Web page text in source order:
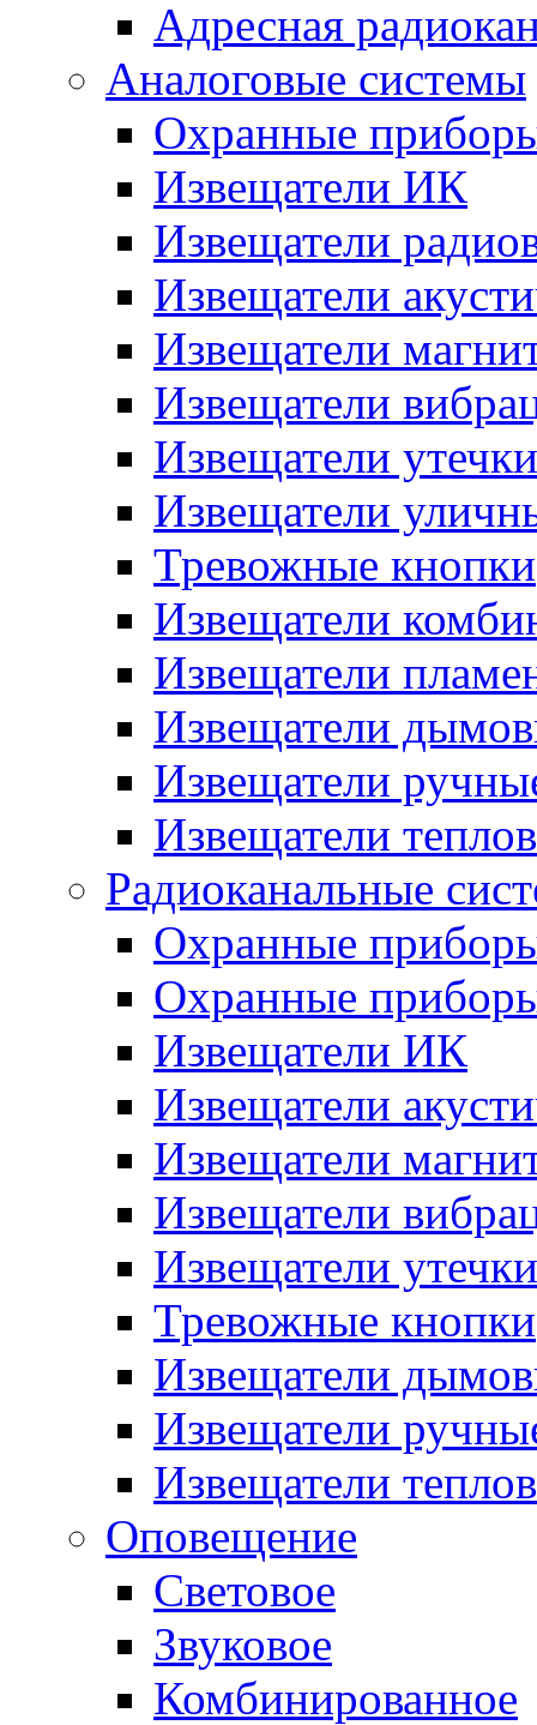
Адресная
Аналоговые системы
Охранные
Извещатели ИК
Извещатели
Извещатели
Извещатели
Извещатели
Извещатели утечки
Извещатели
Тревожные кнопки
Извещатели
Извещатели
Извещатели
Извещатели
Извещатели
Радиоканальные
Охранные
Охранные
Извещатели ИК
Извещатели
Извещатели
Извещатели
Извещатели утечки
Тревожные кнопки
Извещатели
Извещатели
Извещатели
Оповещение
Световое
Звуковое
Комбинированное